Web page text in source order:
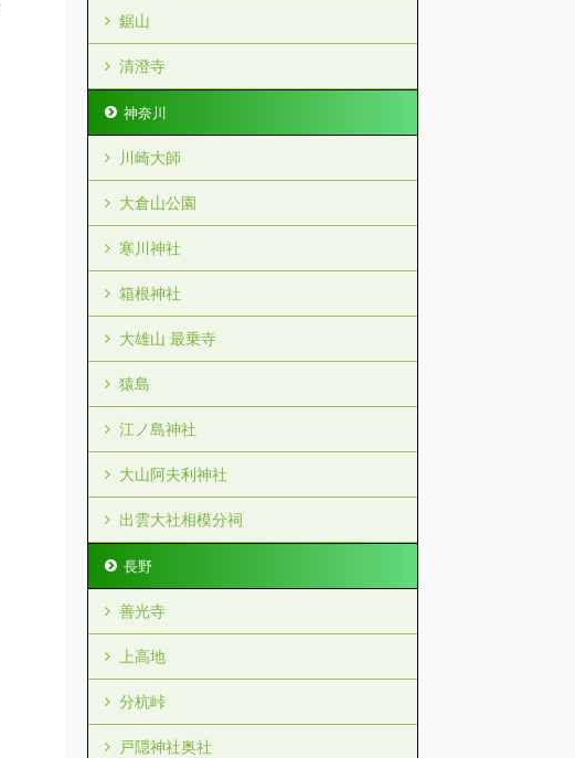
鋸山
清澄寺
神奈川
川崎大師
大倉山公園
寒川神社
箱根神社
大雄山 最乗寺
猿島
江ノ島神社
大山阿夫利神社
出雲大社相模分祠
長野
善光寺
上高地
分杭峠
戸隠神社奥社